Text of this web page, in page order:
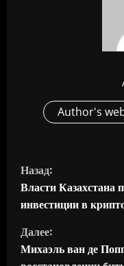
Author's
П
р
о
д
Назад:
Власти Казахстана
инвестиции в
Далее:
Михаэль ван де